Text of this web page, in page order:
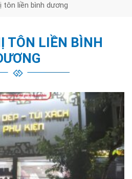
tôn liền bình dương
TÔN LIỀN BÌNH